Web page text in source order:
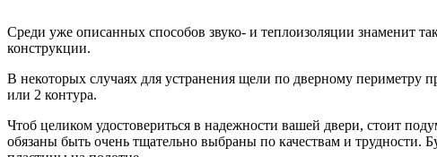
Среди уже описанных способов звуко- и теплоизоляции знаменит
конструкции.
В некоторых случаях для устранения щели по дверному периметру
или 2 контура.
Чтоб целиком удостовериться в надежности вашей двери, стоит
обязаны быть очень тщательно выбраны по качествам и